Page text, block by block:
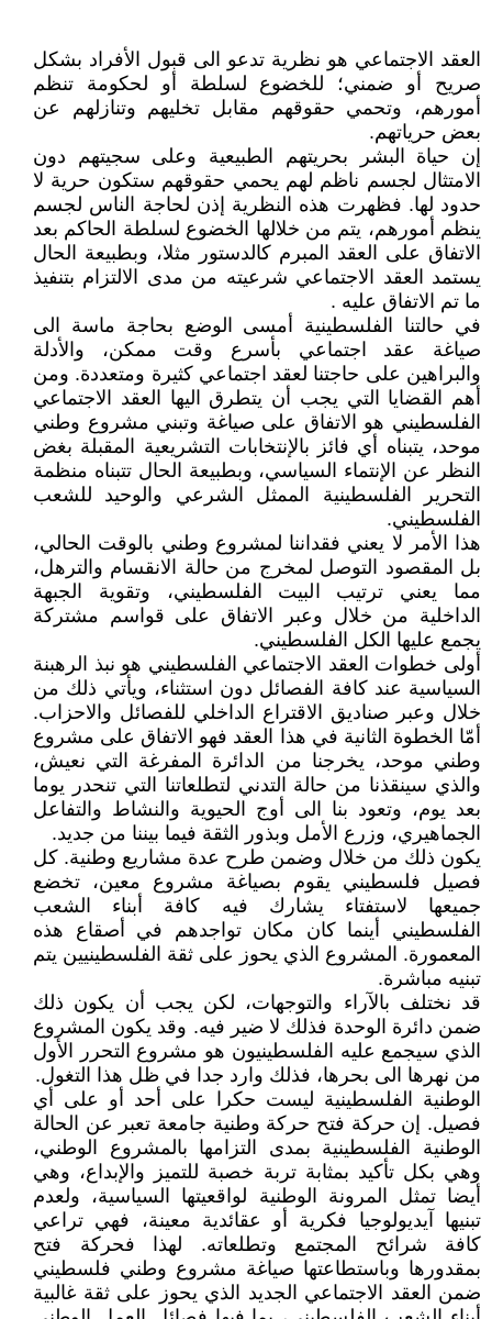
العقد الاجتماعي هو نظرية تدعو الى قبول الأفراد بشكل
صريح أو ضمني؛ للخضوع لسلطة أو لحكومة تنظم
أمورهم، وتحمي حقوقهم مقابل تخليهم وتنازلهم عن
بعض حرياتهم.
إن حياة البشر بحريتهم الطبيعية وعلى سجيتهم دون
الامتثال لجسم ناظم لهم يحمي حقوقهم ستكون حرية لا
حدود لها. فظهرت هذه النظرية إذن لحاجة الناس لجسم
ينظم أمورهم، يتم من خلالها الخضوع لسلطة الحاكم بعد
الاتفاق على العقد المبرم كالدستور مثلا، وبطبيعة الحال
يستمد العقد الاجتماعي شرعيته من مدى الالتزام بتنفيذ
ما تم الاتفاق عليه .
في حالتنا الفلسطينية أمسى الوضع بحاجة ماسة الى
صياغة عقد اجتماعي بأسرع وقت ممكن، والأدلة
والبراهين على حاجتنا لعقد اجتماعي كثيرة ومتعددة. ومن
أهم القضايا التي يجب أن يتطرق اليها العقد الاجتماعي
الفلسطيني هو الاتفاق على صياغة وتبني مشروع وطني
موحد، يتبناه أي فائز بالإنتخابات التشريعية المقبلة بغض
النظر عن الإنتماء السياسي، وبطبيعة الحال تتبناه منظمة
التحرير الفلسطينية الممثل الشرعي والوحيد للشعب
الفلسطيني.
هذا الأمر لا يعني فقداننا لمشروع وطني بالوقت الحالي،
بل المقصود التوصل لمخرج من حالة الانقسام والترهل،
مما يعني ترتيب البيت الفلسطيني، وتقوية الجبهة
الداخلية من خلال وعبر الاتفاق على قواسم مشتركة
يجمع عليها الكل الفلسطيني.
أولى خطوات العقد الاجتماعي الفلسطيني هو نبذ الرهبنة
السياسية عند كافة الفصائل دون استثناء، ويأتي ذلك من
خلال وعبر صناديق الاقتراع الداخلي للفصائل والاحزاب.
أمّا الخطوة الثانية في هذا العقد فهو الاتفاق على مشروع
وطني موحد، يخرجنا من الدائرة المفرغة التي نعيش،
والذي سينقذنا من حالة التدني لتطلعاتنا التي تنحدر يوما
بعد يوم، وتعود بنا الى أوج الحيوية والنشاط والتفاعل
الجماهيري، وزرع الأمل وبذور الثقة فيما بيننا من جديد.
يكون ذلك من خلال وضمن طرح عدة مشاريع وطنية. كل
فصيل فلسطيني يقوم بصياغة مشروع معين، تخضع
جميعها لاستفتاء يشارك فيه كافة أبناء الشعب
الفلسطيني أينما كان مكان تواجدهم في أصقاع هذه
المعمورة. المشروع الذي يحوز على ثقة الفلسطينيين يتم
تبنيه مباشرة.
قد نختلف بالآراء والتوجهات، لكن يجب أن يكون ذلك
ضمن دائرة الوحدة فذلك لا ضير فيه. وقد يكون المشروع
الذي سيجمع عليه الفلسطينيون هو مشروع التحرر الأول
من نهرها الى بحرها، فذلك وارد جدا في ظل هذا التغول.
الوطنية الفلسطينية ليست حكرا على أحد أو على أي
فصيل. إن حركة فتح حركة وطنية جامعة تعبر عن الحالة
الوطنية الفلسطينية بمدى التزامها بالمشروع الوطني،
وهي بكل تأكيد بمثابة تربة خصبة للتميز والإبداع، وهي
أيضا تمثل المرونة الوطنية لواقعيتها السياسية، ولعدم
تبنيها آيديولوجيا فكرية أو عقائدية معينة، فهي تراعي
كافة شرائح المجتمع وتطلعاته. لهذا فحركة فتح
بمقدورها وباستطاعتها صياغة مشروع وطني فلسطيني
ضمن العقد الاجتماعي الجديد الذي يحوز على ثقة غالبية